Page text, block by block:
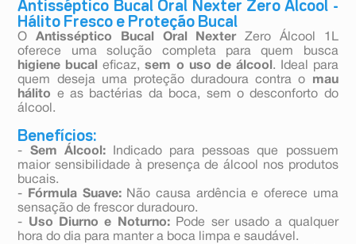
Antisséptico Bucal Oral Nexter Zero Álcool -
Hálito Fresco e Proteção Bucal
OAntisséptico Bucal Oral NexterZero Álcool 1L
oferece uma solução completa para quem busca
higiene bucal
eficaz, sem o uso de álcool . Ideal para
quem deseja uma proteção duradoura contra o mau
hálito e as bactérias da boca, sem o desconforto do
álcool.
Benefícios:
- Sem Álcool:
Indicado para pessoas que possuem
maior sensibilidade à presença de álcool nos produtos
bucais.
- Fórmula Suave:Não causa ardência e oferece uma
sensação de frescor duradouro.
- Uso Diurno e Noturno:Pode ser usado a qualquer
hora do dia para manter a boca limpa e saudável.